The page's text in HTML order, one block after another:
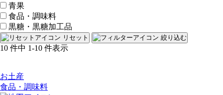
青果
食品・調味料
黒糖・黒糖加工品
リセット 絞り込む
10 件中 1-10 件表示
お土産
食品・調味料